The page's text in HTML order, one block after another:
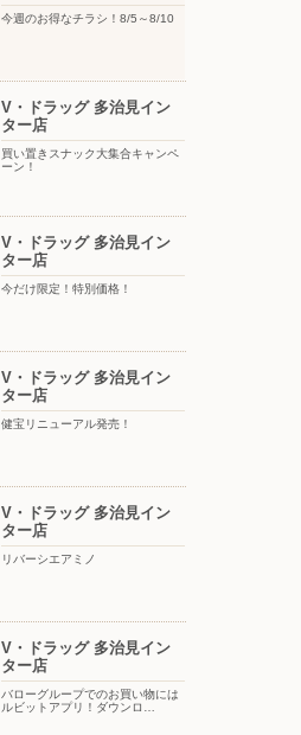
今週のお得なチラシ！8/5～8/10
V・ドラッグ 多治見イン
ター店
買い置きスナック大集合キャンペ
ーン！
V・ドラッグ 多治見イン
ター店
今だけ限定！特別価格！
V・ドラッグ 多治見イン
ター店
健宝リニューアル発売！
V・ドラッグ 多治見イン
ター店
リバーシエアミノ
V・ドラッグ 多治見イン
ター店
バローグループでのお買い物には
ルビットアプリ！ダウンロ…